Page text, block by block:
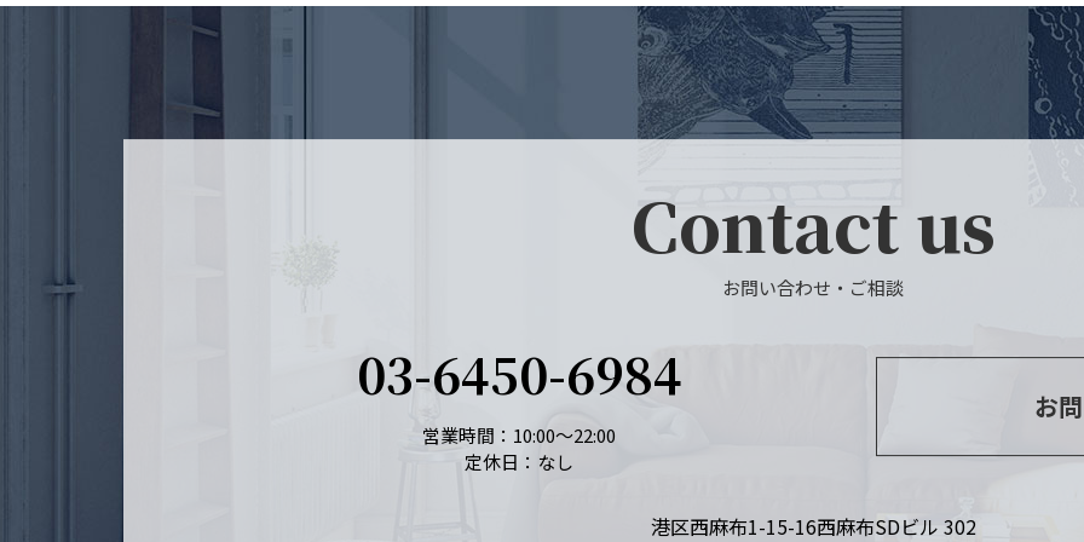
Contact us
お問い合わせ・ご相談
03-6450-6984
営業時間：10:00～22:00
定休日：なし
お
港区西麻布1-15-16西麻布SDビル 302